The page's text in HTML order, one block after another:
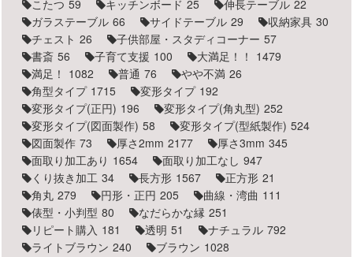
こたつ 59 キッチンボード 25 伸長テーブル 22
ガラステーブル 66 サイドテーブル 29 収納家具 30
チェスト 26 子供部屋・スタディコーナー 57
書斎 56 子育て支援 100 大満足！！ 1479
満足！ 1082 普通 76 やや不満 26
角型タイプ 1715 変形タイプ 192
変形タイプ(正円) 196 変形タイプ(角丸型) 252
変形タイプ(図面製作) 58 変形タイプ(型紙製作) 524
図面製作 73 厚さ2mm 2177 厚さ3mm 345
面取り加工あり 1654 面取り加工なし 947
くり抜き加工 34 長方形 1567 正方形 21
角丸 279 円形・正円 205 曲線・湾曲 111
俵型・小判型 80 なだらかな縁 251
リピート購入 181 透明 51 ナチュラル 792
ライトブラウン 240 ブラウン 1028